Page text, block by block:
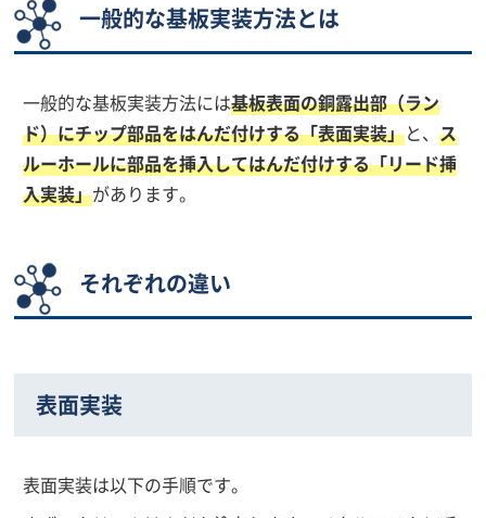
一般的な基板実装方法とは
一般的な基板実装方法には基板表面の銅露出部（ラン
ド）にチップ部品をはんだ付けする「表面実装」と、ス
ルーホールに部品を挿入してはんだ付けする「リード挿
入実装」があります。
それぞれの違い
表面実装
表面実装は以下の手順です。